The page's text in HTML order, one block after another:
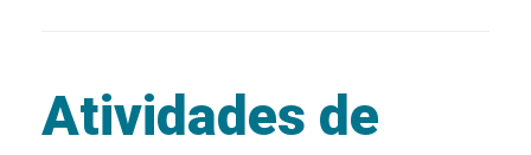
Atividades de